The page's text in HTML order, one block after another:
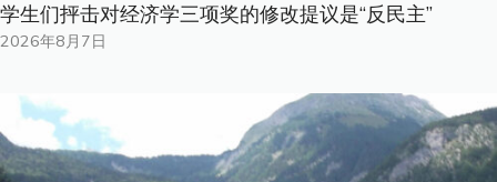
学生们抨击对经济学三项奖的修改提议是“反民主”
2026年8月7日